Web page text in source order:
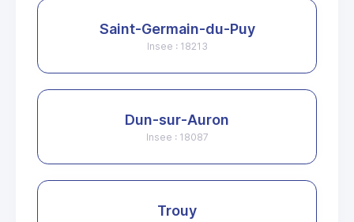
Saint-Germain-du-Puy
Insee : 18213
Dun-sur-Auron
Insee : 18087
Trouy